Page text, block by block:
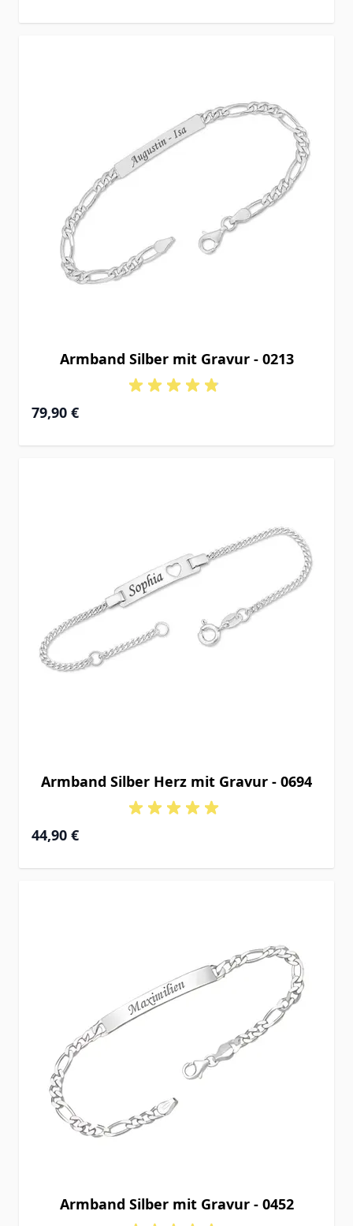
Armband Silber mit Gravur - 0213
Ab
79,90 €
Armband Silber Herz mit Gravur - 0694
Ab
44,90 €
Armband Silber mit Gravur - 0452